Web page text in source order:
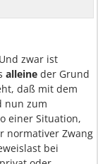
zwar ist
alleine der Grund
daß mit dem
nun zum
einer Situation,
normativer Zwang
bei